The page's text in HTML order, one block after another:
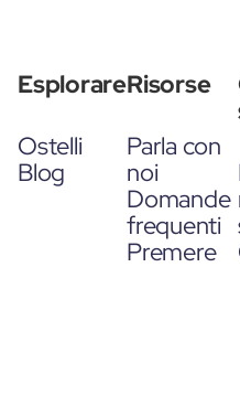
Esplorare
Ostelli
Blog
Risorse
Parla con
noi
Domande
frequenti
Premere